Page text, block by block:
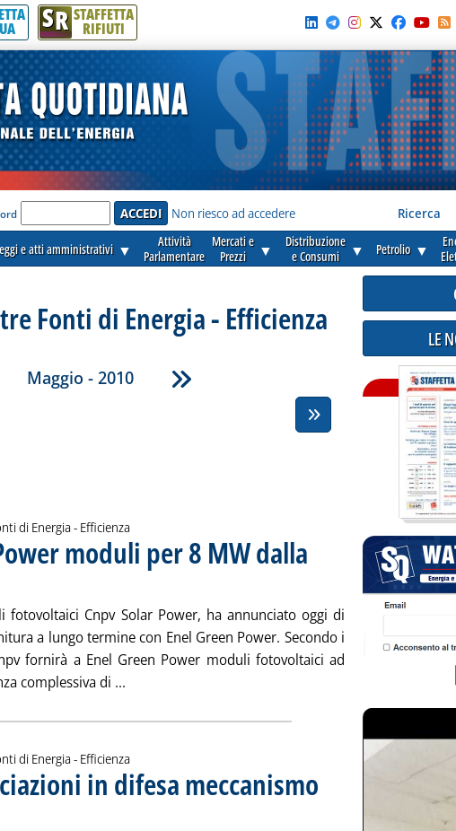
SR STAFFETTA
RIFIUTI
Non riesco ad accedere Ricerca
e atti amministrativi ▼
Attività
Parlamentare
Mercati e
Prezzi
▼
Distribuzione
e Consumi
▼ Petrolio ▼
Fonti di Energia - Efficienza
Maggio - 2010
di Energia - Efficienza
moduli per 8 MW dalla
31 maggio 2010 alle 16.2.
Cnpv Solar Power, ha annunciato oggi di
a lungo termine con Enel Green Power. Secondo i
fornirà a Enel Green Power moduli fotovoltaici ad
complessiva di ... Leggi tutta la notizia: 'Fv, a Enel Green Power
di Energia - Efficienza
in difesa meccanismo
14.41.
LE